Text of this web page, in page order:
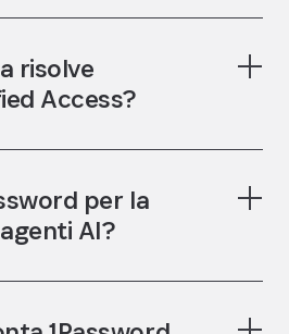
risolve
Access?
per la
AI?